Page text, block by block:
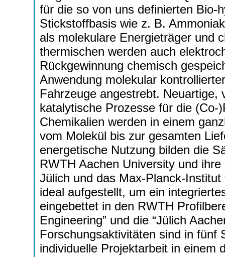
für die so von uns definierten Bio-
Stickstoffbasis wie z. B.
als molekulare Energieträger und
thermischen werden auch
Rückgewinnung chemisch
Anwendung molekular
Fahrzeuge angestrebt.
katalytische Prozesse für die
Chemikalien werden in einem
vom Molekül bis zur gesamten
energetische Nutzung bilden die
RWTH Aachen University und
Jülich und das Max-Planck-
ideal aufgestellt, um ein
eingebettet in den RWTH
Engineering” und die “Jülich
Forschungsaktivitäten sind in fünf
individuelle Projektarbeit in einem